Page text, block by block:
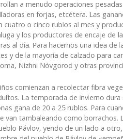
a menudo operaciones
en forjas, etcétera. Las
cuatro o cinco rublos al mes y
y los productores de encaje de
al día. Para hacernos una idea
y de la mayoría de calzado para
Nizhni Nóvgorod y otras
comienzan a recolectar fibra
La temporada de invierno
gana de 20 a 25 rublos. Para
van tambaleando como
Pávlov, yendo de un lado a